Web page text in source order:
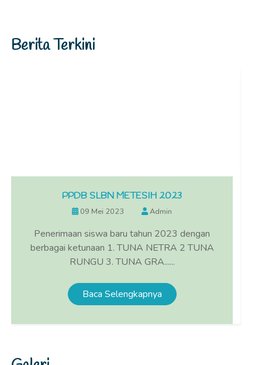
Berita Terkini
PPDB SLBN METESIH 2023
09 Mei 2023 Admin
Penerimaan siswa baru tahun 2023 dengan
berbagai ketunaan 1. TUNA NETRA 2 TUNA
RUNGU 3. TUNA GRA......
Baca Selengkapnya